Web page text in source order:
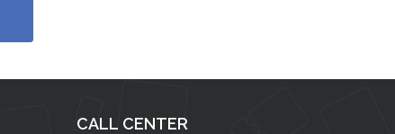
CALL CENTER